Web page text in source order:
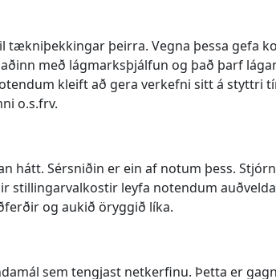
tækniþekkingar þeirra. Vegna þessa gefa
með lágmarksþjálfun og það þarf
kleift að gera verkefni sitt á styttri
o.s.frv.
hátt. Sérsniðin er ein af notum þess.
stillingarvalkostir leyfa notendum auðvelda
og aukið öryggið líka.
sem tengjast netkerfinu. Þetta er